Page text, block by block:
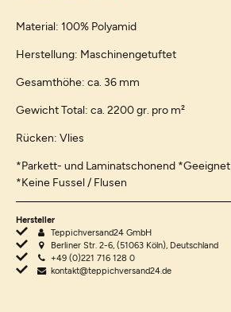
Material: 100% Polyamid
Herstellung: Maschinengetuftet
Gesamthöhe: ca. 36 mm
Gewicht Total: ca. 2200 gr. pro m²
Rücken: Vlies
*Parkett- und Laminatschonend
*Keine Fussel / Flusen
Hersteller
Teppichversand24 GmbH
Berliner Str. 2-6, (51063 Köln), Deutschland
+49 (0)221 716 128 0
kontakt@teppichversand24.de